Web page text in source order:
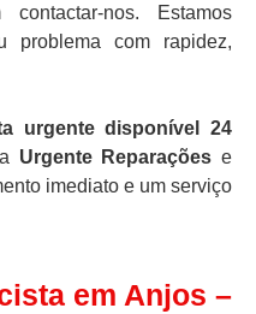
nos. Estamos
problema com rapidez,
urgente disponível 24
Urgente Reparações e
imediato e um serviço
em Anjos –